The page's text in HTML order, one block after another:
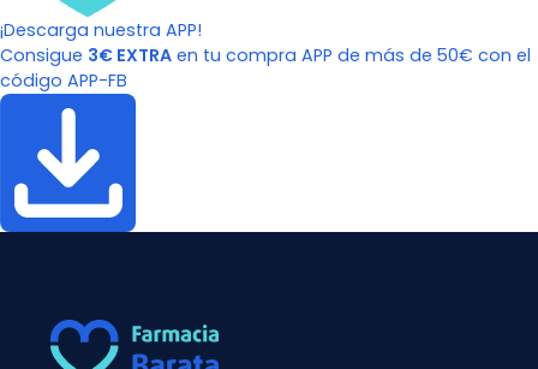
¡Descarga nuestra APP!
Consigue 3€ EXTRA en tu compra APP de más de 50€ con el
código APP-FB